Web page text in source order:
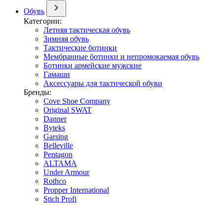
Обувь
Категории:
Летняя тактическая обувь
Зимняя обувь
Тактические ботинки
Мембранные ботинки и непромокаемая обувь
Ботинки армейские мужские
Гамаши
Аксессуары для тактической обуви
Бренды:
Cove Shoe Company
Original SWAT
Danner
Byteks
Garsing
Belleville
Pentagon
ALTAMA
Under Armour
Rothco
Propper International
Stich Profi